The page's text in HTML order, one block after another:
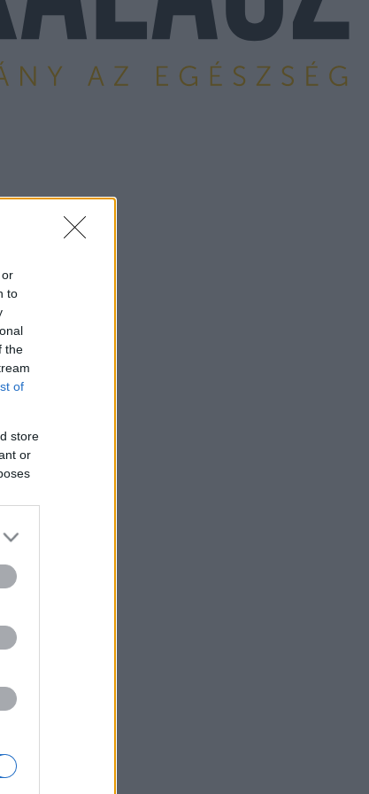
to
the
of
store
or